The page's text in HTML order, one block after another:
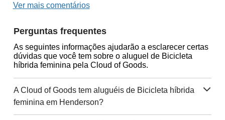
Ver mais comentários
Perguntas frequentes
As seguintes informações ajudarão a esclarecer certas
dúvidas que você tem sobre o aluguel de Bicicleta
híbrida feminina pela Cloud of Goods.
A Cloud of Goods tem aluguéis de Bicicleta híbrida
feminina em Henderson?